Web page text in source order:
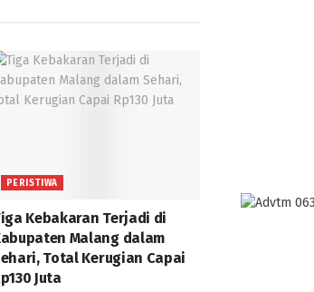
PERISTIWA
Kebakaran Terjadi di
Malang dalam
Total Kerugian Capai
Juta